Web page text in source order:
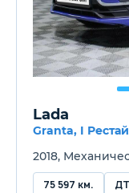
Lada
Granta, I
2018,
75 597 км.